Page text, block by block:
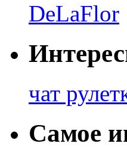
DeLaFlor
чат
Самое